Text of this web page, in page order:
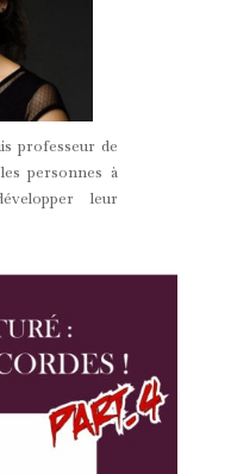
professeur de
personnes à
leur